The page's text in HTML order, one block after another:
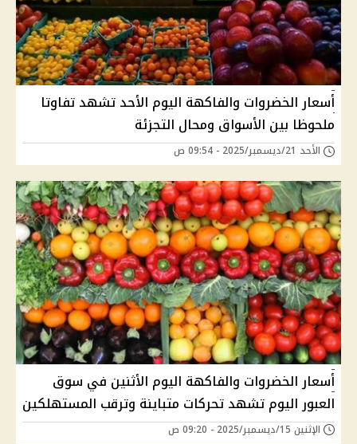
أسعار الخضروات والفاكهة اليوم الأحد تشهد تفاوتا
ملحوظا بين الأسواق ومحال التجزئة
الأحد 21/ديسمبر/2025 - 09:54 ص
أسعار الخضروات والفاكهة اليوم الأثنين في سوق
العبور اليوم تشهد تحركات متباينة وترقب المستهلكين
الإثنين 15/ديسمبر/2025 - 09:20 ص